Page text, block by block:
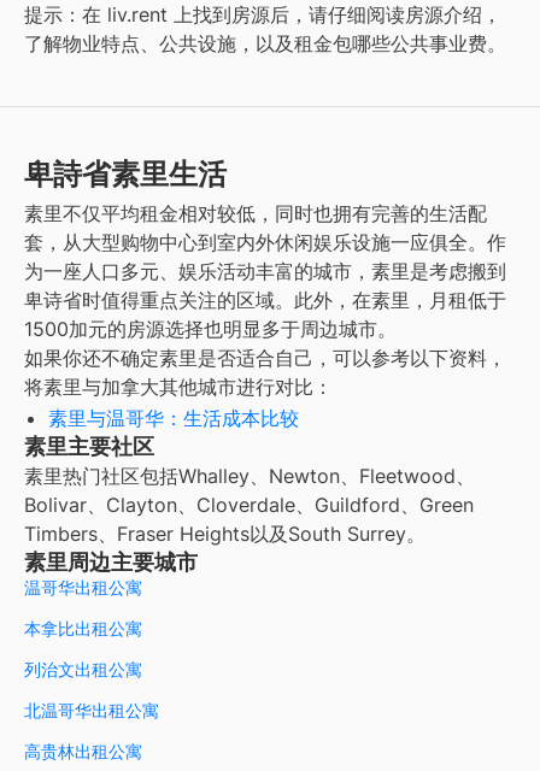
提示：在 liv.rent 上找到房源后，请仔细阅读房源介绍，
了解物业特点、公共设施，以及租金包哪些公共事业费。
卑詩省素里生活
素里不仅平均租金相对较低，同时也拥有完善的生活配
套，从大型购物中心到室内外休闲娱乐设施一应俱全。作
为一座人口多元、娱乐活动丰富的城市，素里是考虑搬到
卑诗省时值得重点关注的区域。此外，在素里，月租低于
1500加元的房源选择也明显多于周边城市。
如果你还不确定素里是否适合自己，可以参考以下资料，
将素里与加拿大其他城市进行对比：
素里与温哥华：生活成本比较
素里主要社区
素里热门社区包括Whalley、Newton、Fleetwood、
Bolivar、Clayton、Cloverdale、Guildford、Green
Timbers、Fraser Heights以及South Surrey。
素里周边主要城市
温哥华出租公寓
本拿比出租公寓
列治文出租公寓
北温哥华出租公寓
高贵林出租公寓